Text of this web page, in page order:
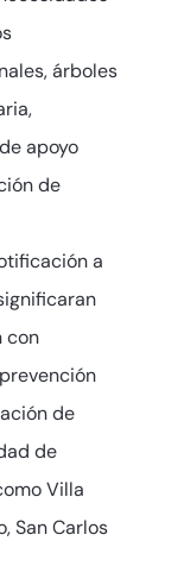
árboles
apoyo
de
a
con
de
de
Villa
San Carlos